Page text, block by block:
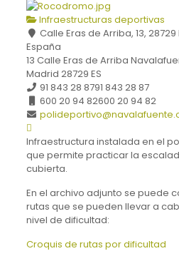
Infraestructuras deportivas
Calle Eras de Arriba, 13,
España
13 Calle Eras de Arriba
Madrid 28729 ES
91 843 28 8791 843 28 87
600 20 94 82600 20 94 82
Infraestructura instalada en el
que permite practicar la
cubierta.
En el archivo adjunto se puede
rutas que se pueden llevar a
nivel de dificultad:
Croquis de rutas por dificultad